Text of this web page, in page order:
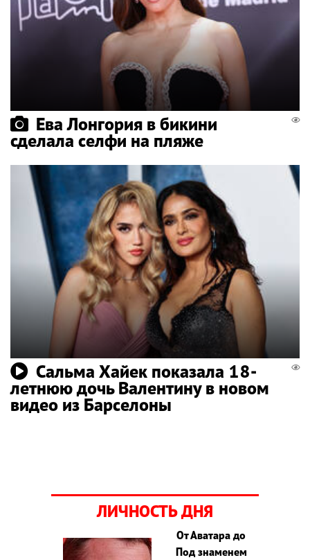
Ева Лонгория в бикини
сделала селфи на пляже
Сальма Хайек показала 18-
летнюю дочь Валентину в новом
видео из Барселоны
ЛИЧНОСТЬ ДНЯ
От Аватара до
Под знаменем